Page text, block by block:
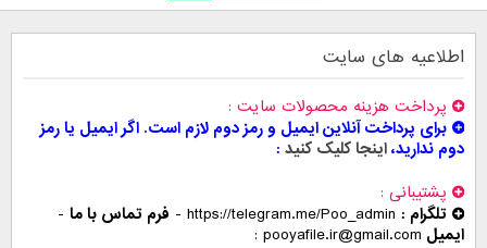
اطلاعیه های سایت
پرداخت هزینه محصولات سایت
برای پرداخت آنلاین ایمیل و رمز دوم لازم است. اگر ایمیل یا رمز
دوم ندارید،اینجا کلیک کنید
پشتیبانی
تلگرام : https://telegram.me/Poo_admin
- فرم تماس با ما -
ایمیل pooyafile.ir@gmail.com